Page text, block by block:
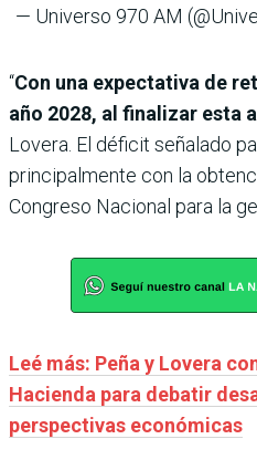
— Universo 970 AM
“Con una expectativa de
año 2028, al finalizar esta
Lovera. El déficit señalado
principalmente con la
Congreso Nacional para la
Leé más: Peña y Lovera
Hacienda para debatir
perspectivas económicas